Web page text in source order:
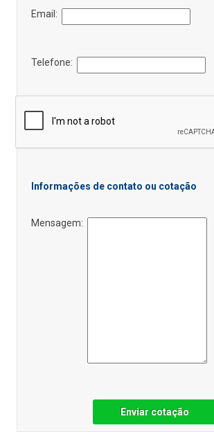
Email:
Telefone:
Informações de contato ou cotação
Mensagem:
Enviar cotação